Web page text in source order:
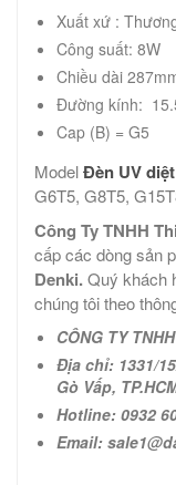
Xuất xứ :
Công suất: 8W
Chiều dài
Đường kính:
Cap (B) = G5
ModelĐèn UV
G6T5, G8T5,
Công Ty TNHH
cấp các dòng sản
Denki.Quý khách
chúng tôi theo
CÔNG TY
Địa chỉ: 1331/
Gò Vấp,
Hotline: 0932
Email: